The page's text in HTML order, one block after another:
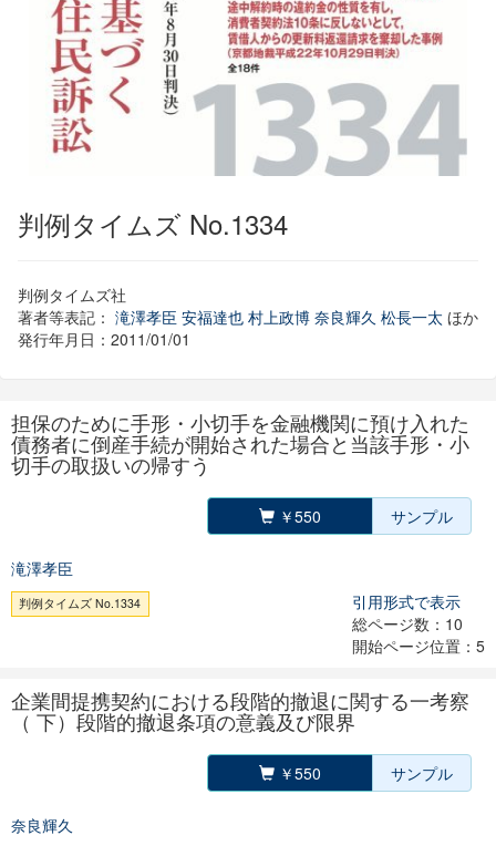
判例タイムズ No.1334
判例タイムズ社
著者等表記： 滝澤孝臣 安福達也 村上政博 奈良輝久 松長一太 ほか
発行年月日：2011/01/01
担保のために手形・小切手を金融機関に預け入れた
債務者に倒産手続が開始された場合と当該手形・小
切手の取扱いの帰すう
￥550 サンプル
滝澤孝臣
判例タイムズ No.1334
引用形式で表示
総ページ数：10
開始ページ位置：5
企業間提携契約における段階的撤退に関する一考察
（ 下）段階的撤退条項の意義及び限界
￥550 サンプル
奈良輝久